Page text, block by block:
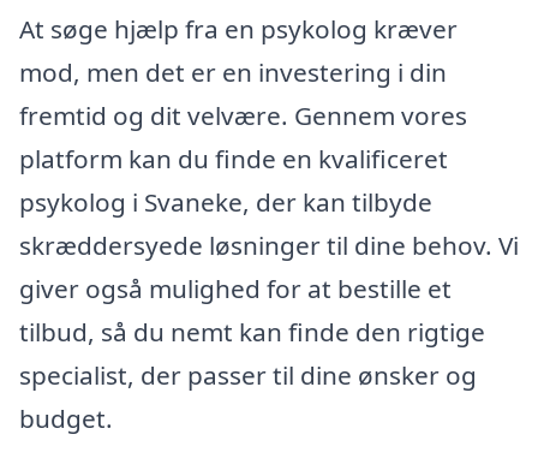
At søge hjælp fra en psykolog kræver
mod, men det er en investering i din
fremtid og dit velvære. Gennem vores
platform kan du finde en kvalificeret
psykolog i Svaneke, der kan tilbyde
skræddersyede løsninger til dine behov. Vi
giver også mulighed for at bestille et
tilbud, så du nemt kan finde den rigtige
specialist, der passer til dine ønsker og
budget.